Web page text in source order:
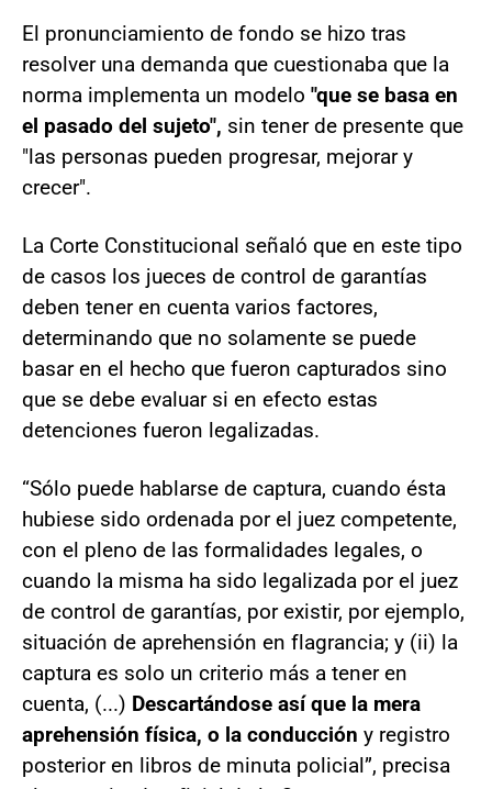
El pronunciamiento de fondo se hizo tras
resolver una demanda que cuestionaba que la
norma implementa un modelo "que se basa en
el pasado del sujeto", sin tener de presente que
"las personas pueden progresar, mejorar y
crecer".
La Corte Constitucional señaló que en este tipo
de casos los jueces de control de garantías
deben tener en cuenta varios factores,
determinando que no solamente se puede
basar en el hecho que fueron capturados sino
que se debe evaluar si en efecto estas
detenciones fueron legalizadas.
“Sólo puede hablarse de captura, cuando ésta
hubiese sido ordenada por el juez competente,
con el pleno de las formalidades legales, o
cuando la misma ha sido legalizada por el juez
de control de garantías, por existir, por ejemplo,
situación de aprehensión en flagrancia; y (ii) la
captura es solo un criterio más a tener en
cuenta, (...) Descartándose así que la mera
aprehensión física, o la conducción y registro
posterior en libros de minuta policial”, precisa